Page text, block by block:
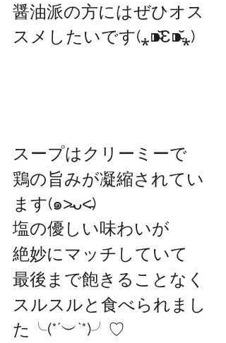
醤油派の方にはぜひオス
スメしたいです(⁎⁍̴̆Ɛ⁍̴̆⁎)
スープはクリーミーで
鶏の旨みが凝縮されてい
ます(๑˃̵ᴗ˂̵)
塩の優しい味わいが
絶妙にマッチしていて
最後まで飽きることなく
スルスルと食べられまし
た╰(*´︶`*)╯♡